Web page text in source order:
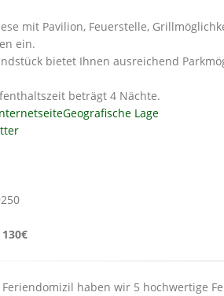
mit Pavilion, Feuerstelle,
ein.
bietet Ihnen ausreichend
beträgt 4 Nächte.
Geografische Lage
130€
haben wir 5 hochwertige